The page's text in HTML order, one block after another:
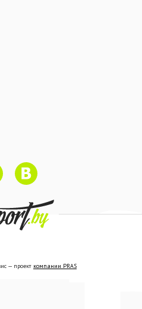
— проект компании PRAS